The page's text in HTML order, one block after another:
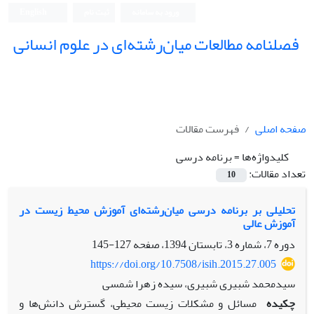
فصلنامه مطالعات میان‌رشته‌ای در علوم انسانی
صفحه اصلی
فهرست مقالات
کلیدواژه‌ها =برنامه درسی
تعداد مقالات:
10
تحلیلی بر برنامه درسی میان‌رشته‌ای آموزش محیط زیست در
آموزش عالی
دوره 7، شماره 3، تابستان 1394، صفحه
127-145
https://doi.org/10.7508/isih.2015.27.005
سیدمحمد شبیری شبیری، سیده زهرا شمسی
چکیده مسائل و مشکلات زیست محیطی، گسترش دانش‌ها و